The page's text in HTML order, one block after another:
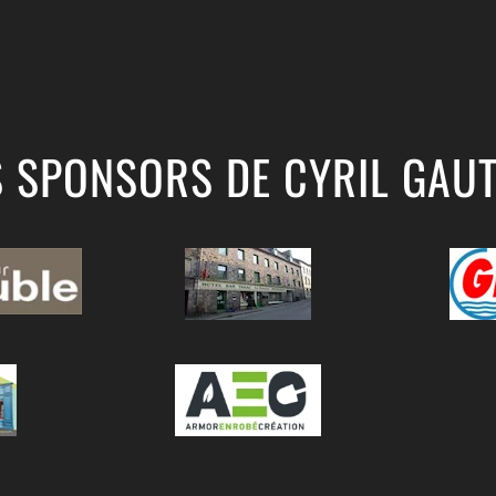
SPONSORS DE CYRIL